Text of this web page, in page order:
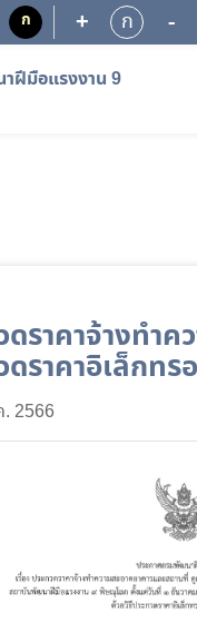
ก + ก -
ฝีมือแรงงาน 9
ดราคาจ้างทำ
ดราคาอิเล็กท
2566